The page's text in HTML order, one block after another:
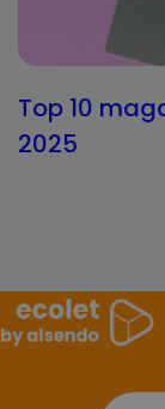
Top 10
2025